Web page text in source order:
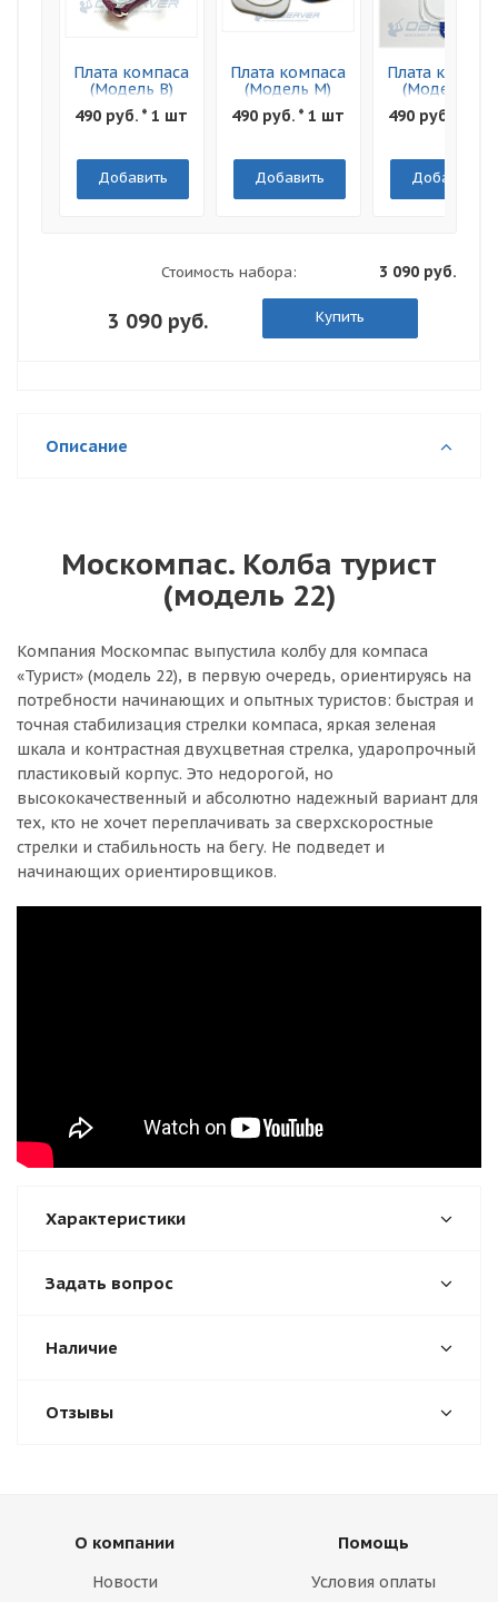
Плата компаса
(Модель B)
490 руб. * 1 шт
Добавить
Плата компаса
(Модель M)
490 руб. * 1 шт
Добавить
Плата
(Модель C)
490 руб. * 1
Добавить
Стоимость набора: 3 090 руб.
3 090 руб. Купить
Описание
Москомпас. Колба турист
(модель 22)
Компания Москомпас выпустила колбу для компаса
«Турист» (модель 22), в первую очередь, ориентируясь на
потребности начинающих и опытных туристов: быстрая и
точная стабилизация стрелки компаса, яркая зеленая
шкала и контрастная двухцветная стрелка, ударопрочный
пластиковый корпус. Это недорогой, но
высококачественный и абсолютно надежный вариант для
тех, кто не хочет переплачивать за сверхскоростные
стрелки и стабильность на бегу. Не подведет и
начинающих ориентировщиков.
Характеристики
Задать вопрос
Наличие
Отзывы
О компании
Новости
Помощь
Условия оплаты